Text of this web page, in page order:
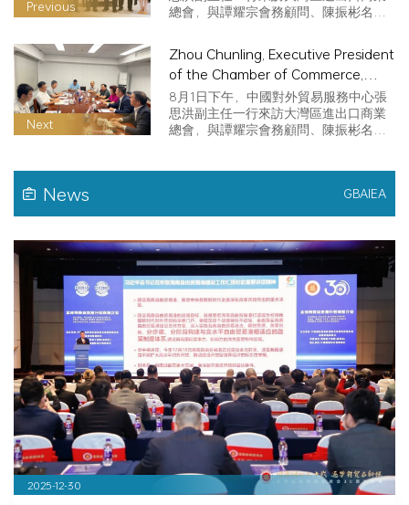
Previous
總會，與譚耀宗會務顧問、陳振彬名譽
Next
Zhou Chunling, Executive President
of the Chamber of Commerce,
visited the Department of
Commerce of Guangdong Province
8月1日下午，中國對外貿易服務中心張
思洪副主任一行來訪大灣區進出口商業
總會，與譚耀宗會務顧問、陳振彬名譽
News GBAIEA
2025-12-30